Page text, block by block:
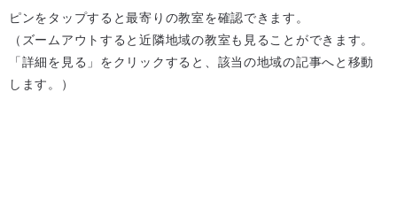
ピンをタップすると最寄りの教室を確認できます。
（ズームアウトすると近隣地域の教室も見ることができます。
「詳細を見る」をクリックすると、該当の地域の記事へと移動
します。）